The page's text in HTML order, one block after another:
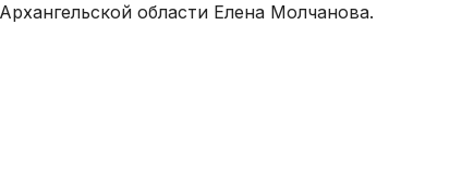
области Елена Молчанова.